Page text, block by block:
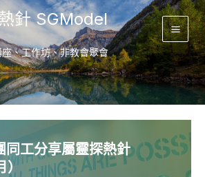
針 SGModel
Main
座、工作坊、非教會聚會
同工分享屬靈探熱針
）